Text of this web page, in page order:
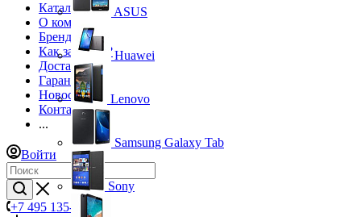
Каталог
О компании
Бренды
Как заказать?
Доставка
Гарантия
Новости
Контакты
...
Войти
+7 495 135-39-43
ASUS
Huawei
Lenovo
Samsung Galaxy Tab
Sony